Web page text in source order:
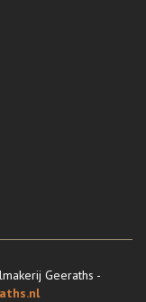
Geeraths -